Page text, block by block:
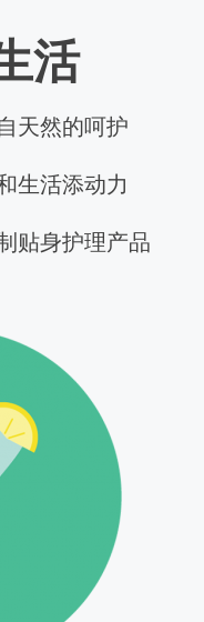
活
天然的呵护
生活添动力
贴身护理产品